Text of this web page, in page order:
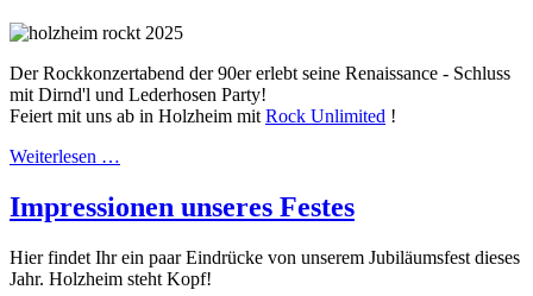
Der Rockkonzertabend der 90er erlebt seine Renaissance - Schluss
mit Dirnd'l und Lederhosen Party!
Feiert mit uns ab in Holzheim mit Rock Unlimited !
Weiterlesen …
Impressionen unseres Festes
Hier findet Ihr ein paar Eindrücke von unserem Jubiläumsfest dieses
Jahr. Holzheim steht Kopf!